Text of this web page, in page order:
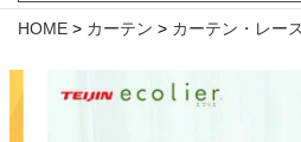
店舗一覧 閲
HOME カーテン カーテン・レース